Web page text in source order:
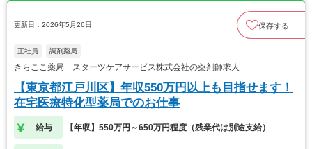
更新日：2026年5月26日 保存する
正社員 調剤薬局
きらここ薬局 スターツケアサービス株式会社の薬剤師求人
【東京都江戸川区】年収550万円以上も目指せます！
在宅医療特化型薬局でのお仕事
給与 【年収】550万円～650万円程度（残業代は別途支給）